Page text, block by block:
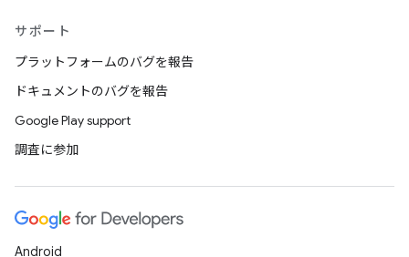
サポート
プラットフォームのバグを報告
ドキュメントのバグを報告
Google Play support
調査に参加
Android